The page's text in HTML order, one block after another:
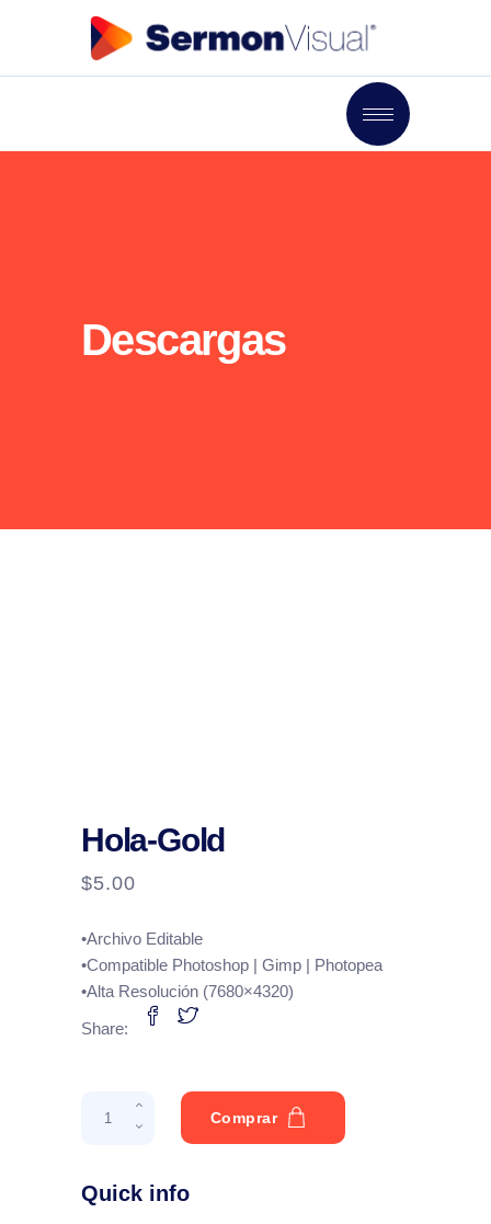
Descargas
Hola-Gold
$5.00
•Archivo Editable
•Compatible Photoshop | Gimp | Photopea
•Alta Resolución (7680×4320)
Share:
Gold
Comprar
Quick info